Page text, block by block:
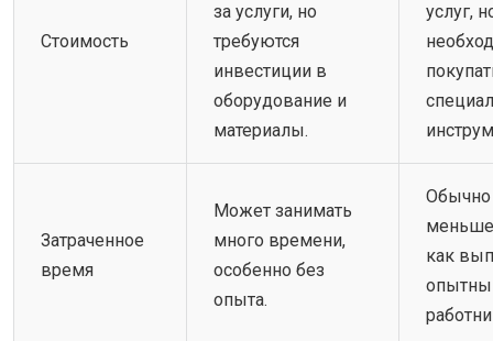
Стоимость
за услуги, но
требуются
инвестиции в
оборудование и
материалы.
услуг,
Затраченное
время
Может занимать
много времени,
особенно без
опыта.
Обычно
как